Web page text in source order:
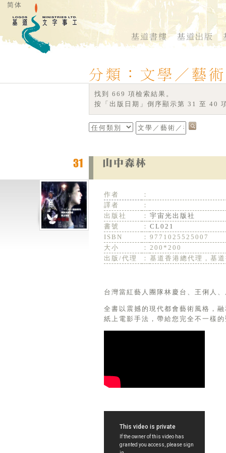
简体
找到 669 項檢索結果。
按「出版日期」倒序顯示第 31 至 40
作者
：
譯者
：
出版社
： 宇宙光出版社
書號
： CL021
ISBN
： 9771025525007
大小
： 200*200
出版/代理
： 基道香港總代理，基
台灣當紅藝人團隊林慶台、王俐人
全書以震撼的現代都會藝術風格，
紙上電影手法，帶給您完全不一樣